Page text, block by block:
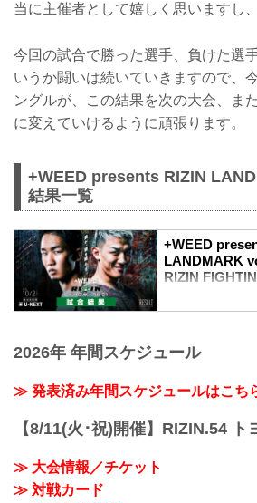
当に主催者として嬉しく思いますし
今回の試合で勝った選手、負けた選
いうか闘いは続いていきますので、
ングルが、この結果を次の大会、ま
に変えていけるように頑張ります。
+WEED presents RIZIN
結果一覧
+WEED
LANDMARK
RIZIN
RIZIN MMAルー
3R 判定 （3-0）
≫ 試合結果詳細
第3試合／スペシ
昭 vs. 奥田啓介
2026年 年間スケジュール
≫ 発表済み年間スケジュールはこち
【8/11(火･祝)開催】RIZIN.54
≫ 大会情報／チケット
≫ 対戦カード